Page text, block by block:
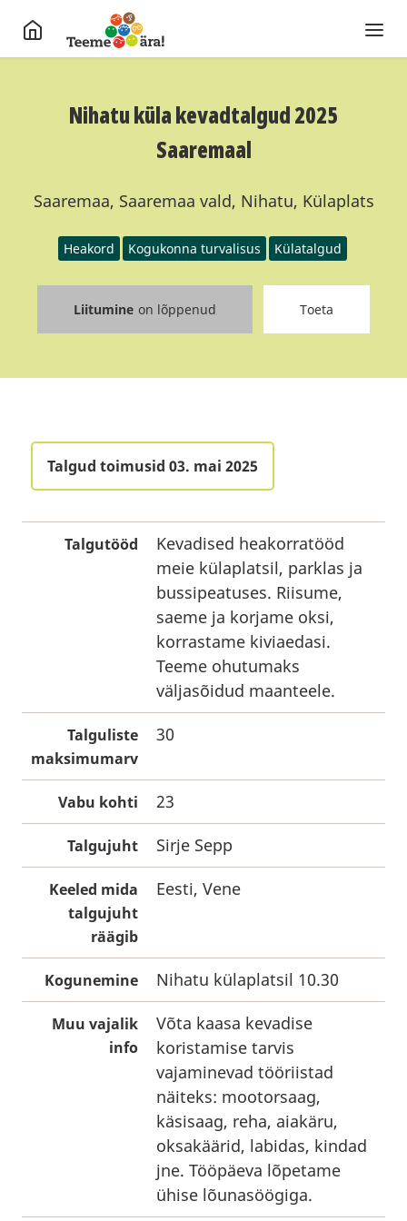
Nihatu küla kevadtalgud 2025
Saaremaal
Saaremaa, Saaremaa vald, Nihatu, Külaplats
Heakord Kogukonna turvalisus Külatalgud
Liitumine on lõppenud Toeta
Talgud toimusid 03. mai 2025
Talgutööd
Kevadised heakorratööd
meie külaplatsil, parklas ja
bussipeatuses. Riisume,
saeme ja korjame oksi,
korrastame kiviaedasi.
Teeme ohutumaks
väljasõidud maanteele.
Talguliste
maksimumarv
30
Vabu kohti 23
Talgujuht Sirje Sepp
Keeled mida
talgujuht
räägib
Eesti, Vene
Kogunemine Nihatu külaplatsil 10.30
Muu vajalik
info
Võta kaasa kevadise
koristamise tarvis
vajaminevad tööriistad
näiteks: mootorsaag,
käsisaag, reha, aiakäru,
oksakäärid, labidas, kindad
jne. Tööpäeva lõpetame
ühise lõunasöögiga.